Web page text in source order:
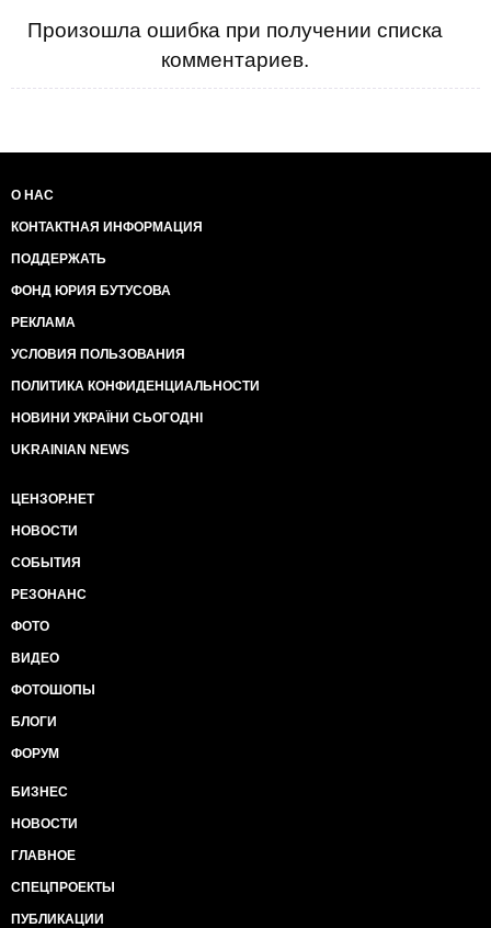
Произошла ошибка при получении списка
комментариев.
О НАС
КОНТАКТНАЯ ИНФОРМАЦИЯ
ПОДДЕРЖАТЬ
ФОНД ЮРИЯ БУТУСОВА
РЕКЛАМА
УСЛОВИЯ ПОЛЬЗОВАНИЯ
ПОЛИТИКА КОНФИДЕНЦИАЛЬНОСТИ
НОВИНИ УКРАЇНИ СЬОГОДНІ
UKRAINIAN NEWS
ЦЕНЗОР.НЕТ
НОВОСТИ
СОБЫТИЯ
РЕЗОНАНС
ФОТО
ВИДЕО
ФОТОШОПЫ
БЛОГИ
ФОРУМ
БИЗНЕС
НОВОСТИ
ГЛАВНОЕ
СПЕЦПРОЕКТЫ
ПУБЛИКАЦИИ